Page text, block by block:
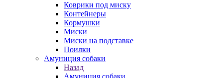
Коврики под миску
Контейнеры
Кормушки
Миски
Миски на подставке
Поилки
Амуниция собаки
Назад
Амуниция собаки